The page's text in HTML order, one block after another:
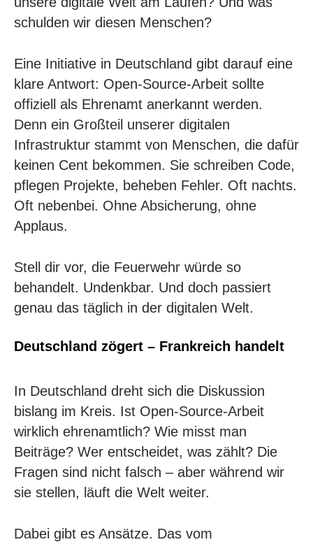
schulden wir diesen Menschen?
Eine Initiative in Deutschland gibt darauf eine
klare Antwort: Open-Source-Arbeit sollte
offiziell als Ehrenamt anerkannt werden.
Denn ein Großteil unserer digitalen
Infrastruktur stammt von Menschen, die dafür
keinen Cent bekommen. Sie schreiben Code,
pflegen Projekte, beheben Fehler. Oft nachts.
Oft nebenbei. Ohne Absicherung, ohne
Applaus.
Stell dir vor, die Feuerwehr würde so
behandelt. Undenkbar. Und doch passiert
genau das täglich in der digitalen Welt.
Deutschland zögert – Frankreich handelt
In Deutschland dreht sich die Diskussion
bislang im Kreis. Ist Open-Source-Arbeit
wirklich ehrenamtlich? Wie misst man
Beiträge? Wer entscheidet, was zählt? Die
Fragen sind nicht falsch – aber während wir
sie stellen, läuft die Welt weiter.
Dabei gibt es Ansätze. Das vom